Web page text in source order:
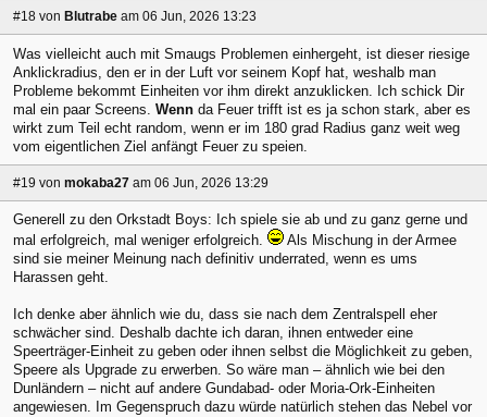
#18 von Blutrabe am 06 Jun, 2026 13:23
Was vielleicht auch mit Smaugs Problemen einhergeht, ist dieser riesige
Anklickradius, den er in der Luft vor seinem Kopf hat, weshalb man
Probleme bekommt Einheiten vor ihm direkt anzuklicken. Ich schick Dir
mal ein paar Screens. Wenn da Feuer trifft ist es ja schon stark, aber es
wirkt zum Teil echt random, wenn er im 180 grad Radius ganz weit weg
vom eigentlichen Ziel anfängt Feuer zu speien.
#19 von mokaba27 am 06 Jun, 2026 13:29
Generell zu den Orkstadt Boys: Ich spiele sie ab und zu ganz gerne und
mal erfolgreich, mal weniger erfolgreich.
Als Mischung in der Armee
sind sie meiner Meinung nach definitiv underrated, wenn es ums
Harassen geht.
Ich denke aber ähnlich wie du, dass sie nach dem Zentralspell eher
schwächer sind. Deshalb dachte ich daran, ihnen entweder eine
Speerträger-Einheit zu geben oder ihnen selbst die Möglichkeit zu geben,
Speere als Upgrade zu erwerben. So wäre man – ähnlich wie bei den
Dunländern – nicht auf andere Gundabad- oder Moria-Ork-Einheiten
angewiesen. Im Gegenspruch dazu würde natürlich stehen das Nebel vor